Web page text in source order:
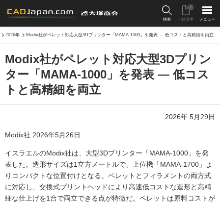
検索 一括請求
0
メニュー
2026年 Modix社がペレット対応大型3Dプリンター「MAMA-1000」を発表 ― 低コストと高精細を両立
Modix社がペレット対応大型3Dプリン
ター「MAMA-1000」を発表 ― 低コス
トと高精細を両立
2026年 5月29日
Modix社 2026年5月26日
イスラエルのModix社は、大型3Dプリンター「MAMA-1000」を発
表した。造形サイズは1立方メートルで、上位機「MAMA-1700」よ
りコンパクトな位置付けとなる。ペレットとフィラメントの両方式
に対応し、交換式プリントヘッドにより高速低コストな造形と高精
細な仕上げを1台で両立できる点が特徴だ。ペレットは原料コストが